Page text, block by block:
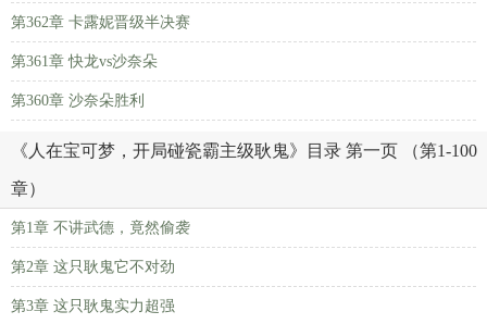
第362章 卡露妮晋级半决赛
第361章 快龙vs沙奈朵
第360章 沙奈朵胜利
《人在宝可梦，开局碰瓷霸主级耿鬼》目录 第一页 （第1-100
章）
第1章 不讲武德，竟然偷袭
第2章 这只耿鬼它不对劲
第3章 这只耿鬼实力超强